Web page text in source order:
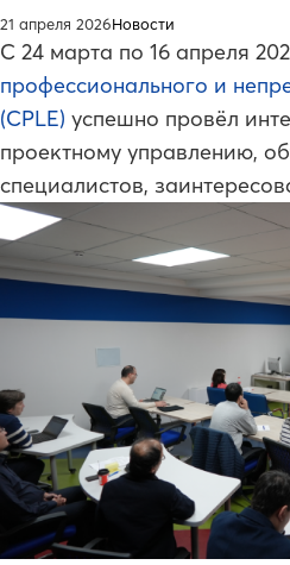
21 апреля 2026Новости
С 24 марта по 16 апреля
профессионального и
(CPLE) успешно провёл
проектному управлению,
специалистов,